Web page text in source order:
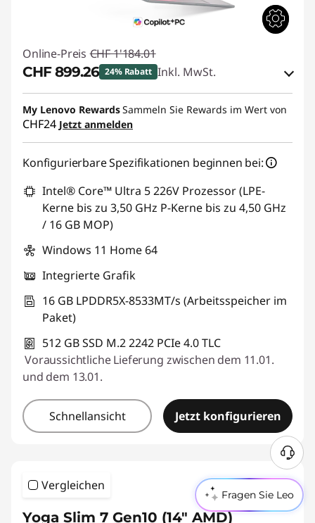
Fragen Sie Leo
Online-Preis CHF 1'184.01
CHF 899.26 24% Rabatt Inkl. MwSt.
eCoupon-Rabatt :-CHF 284.75
eCoupon :SALES
My Lenovo RewardsSammeln Sie Rewards im Wert von
CHF24 Jetzt anmelden
Konfigurierbare Spezifikationen beginnen bei:
Intel® Core™ Ultra 5 226V Prozessor (LPE-
Kerne bis zu 3,50 GHz P-Kerne bis zu 4,50 GHz
/ 16 GB MOP)
Windows 11 Home 64
Integrierte Grafik
16 GB LPDDR5X-8533MT/s (Arbeitsspeicher im
Paket)
512 GB SSD M.2 2242 PCIe 4.0 TLC
Voraussichtliche Lieferung zwischen dem 11.01.
und dem 13.01.
Schnellansicht Jetzt konfigurieren
Vergleichen
Yoga Slim 7 Gen10 (14" AMD)